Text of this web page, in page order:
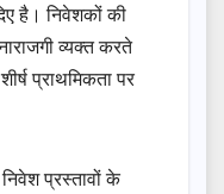
है। निवेशकों की
व्यक्त करते
प्राथमिकता पर
प्रस्तावों के